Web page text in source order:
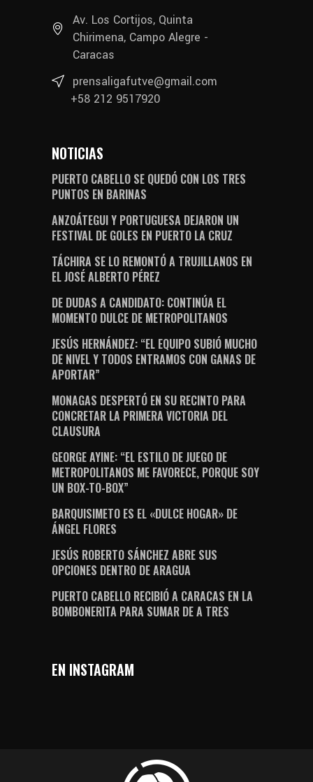
Av. Los Cortijos, Quinta
Chirimena, Campo Alegre -
Caracas
prensaligafutve@gmail.com
+58 212 9517920
NOTICIAS
PUERTO CABELLO SE QUEDÓ CON LOS TRES
PUNTOS EN BARINAS
ANZOÁTEGUI Y PORTUGUESA DEJARON UN
FESTIVAL DE GOLES EN PUERTO LA CRUZ
TÁCHIRA SE LO REMONTÓ A TRUJILLANOS EN
EL JOSÉ ALBERTO PÉREZ
DE DUDAS A CANDIDATO: CONTINÚA EL
MOMENTO DULCE DE METROPOLITANOS
JESÚS HERNÁNDEZ: “EL EQUIPO SUBIÓ MUCHO
DE NIVEL Y TODOS ENTRAMOS CON GANAS DE
APORTAR”
MONAGAS DESPERTÓ EN SU RECINTO PARA
CONCRETAR LA PRIMERA VICTORIA DEL
CLAUSURA
GEORGE AYINE: “EL ESTILO DE JUEGO DE
METROPOLITANOS ME FAVORECE, PORQUE SOY
UN BOX-TO-BOX”
BARQUISIMETO ES EL «DULCE HOGAR» DE
ÁNGEL FLORES
JESÚS ROBERTO SÁNCHEZ ABRE SUS
OPCIONES DENTRO DE ARAGUA
PUERTO CABELLO RECIBIÓ A CARACAS EN LA
BOMBONERITA PARA SUMAR DE A TRES
EN INSTAGRAM